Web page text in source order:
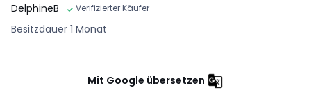
DelphineB
Verifizierter Käufer
Besitzdauer 1 Monat
Mit Google übersetzen